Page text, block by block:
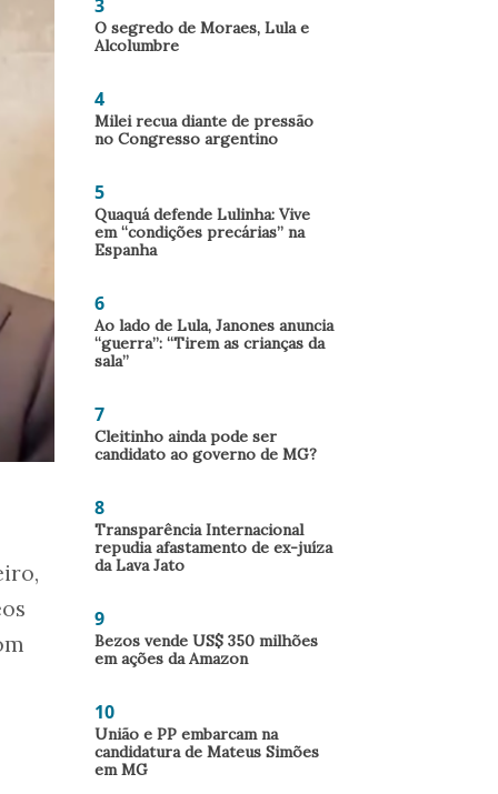
3
O segredo de Moraes, Lula e
Alcolumbre
4
Milei recua diante de pressão
no Congresso argentino
5
Quaquá defende Lulinha: Vive
em “condições precárias” na
Espanha
6
Ao lado de Lula, Janones anuncia
“guerra”: “Tirem as crianças da
sala”
7
Cleitinho ainda pode ser
candidato ao governo de MG?
8
Transparência Internacional
repudia afastamento de ex-juíza
da Lava Jato
9
Bezos vende US$ 350 milhões
em ações da Amazon
10
União e PP embarcam na
candidatura de Mateus Simões
em MG